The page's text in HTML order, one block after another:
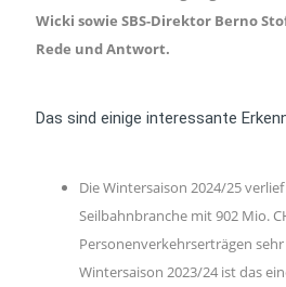
Wicki sowie SBS-Direktor Berno
Rede und Antwort.
Das sind einige interessante
Die Wintersaison 2024/25
Seilbahnbranche mit 902 Mio.
Personenverkehrserträgen
Wintersaison 2023/24 ist das